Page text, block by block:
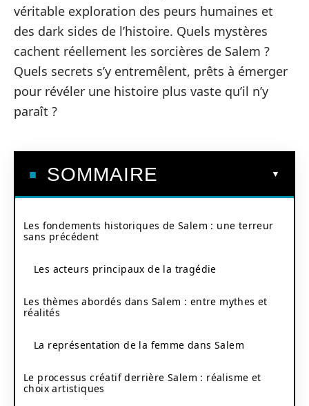
véritable exploration des peurs humaines et
des dark sides de l’histoire. Quels mystères
cachent réellement les sorcières de Salem ?
Quels secrets s’y entremêlent, prêts à émerger
pour révéler une histoire plus vaste qu’il n’y
paraît ?
SOMMAIRE
Les fondements historiques de Salem : une terreur
sans précédent
Les acteurs principaux de la tragédie
Les thèmes abordés dans Salem : entre mythes et
réalités
La représentation de la femme dans Salem
Le processus créatif derrière Salem : réalisme et
choix artistiques